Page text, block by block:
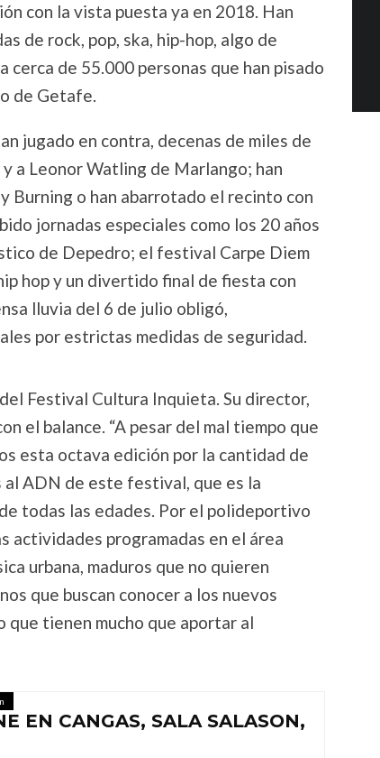
con la vista puesta ya en 2018. Han
de rock, pop, ska, hip-hop, algo de
cerca de 55.000 personas que han pisado
de Getafe.
jugado en contra, decenas de miles de
a Leonor Watling de Marlango; han
Burning o han abarrotado el recinto con
jornadas especiales como los 20 años
de Depedro; el festival Carpe Diem
hop y un divertido final de fiesta con
lluvia del 6 de julio obligó,
por estrictas medidas de seguridad.
Festival Cultura Inquieta. Su director,
el balance. “A pesar del mal tiempo que
esta octava edición por la cantidad de
al ADN de este festival, que es la
todas las edades. Por el polideportivo
actividades programadas en el área
urbana, maduros que no quieren
que buscan conocer a los nuevos
que tienen mucho que aportar al
EN CANGAS, SALA SALASON,